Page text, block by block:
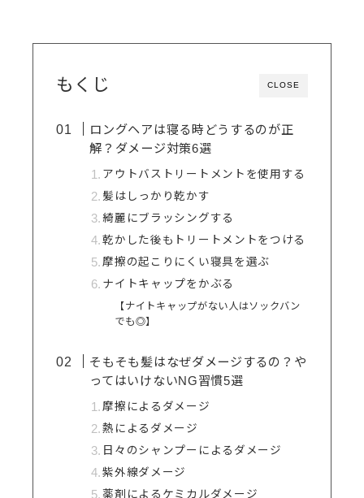
CLOSE
もくじ
ロングヘアは寝る時どうするのが正
解？ダメージ対策6選
アウトバストリートメントを使用する
髪はしっかり乾かす
綺麗にブラッシングする
乾かした後もトリートメントをつける
摩擦の起こりにくい寝具を選ぶ
ナイトキャップをかぶる
【ナイトキャップがない人はソックバン
でも◎】
そもそも髪はなぜダメージするの？や
ってはいけないNG習慣5選
摩擦によるダメージ
熱によるダメージ
日々のシャンプーによるダメージ
紫外線ダメージ
薬剤によるケミカルダメージ